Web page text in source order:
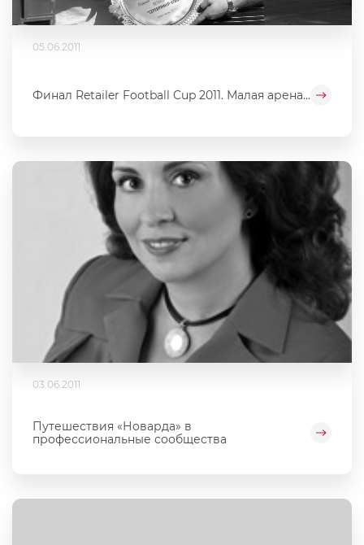
05.06.2011
Финал Retailer Football Cup 2011. Малая арена...
03.06.2011
Путешествия «Новарда» в
профессиональные сообщества